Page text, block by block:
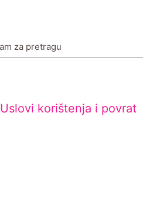
Uslovi korištenja i povrat